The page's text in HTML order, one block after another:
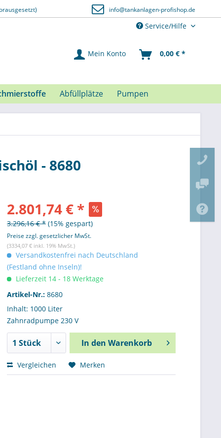
info@tankanlagen-profishop.de
Service/Hilfe
Mein Konto 0,00 € *
Abfüllplätze Pumpen
- 8680
2.801,74 € *
3.296,16 € * (15% gespart)
Preise zzgl. gesetzlicher MwSt.
(3334,07 € inkl. 19% MwSt.)
Versandkostenfrei nach Deutschland
(Festland ohne Inseln)!
Lieferzeit 14 - 18 Werktage
Artikel-Nr.: 8680
Inhalt: 1000 Liter
Zahnradpumpe 230 V
In den Warenkorb
Vergleichen Merken